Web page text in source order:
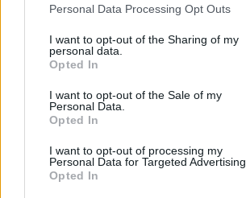
Personal Data Processing Opt Outs
I want to opt-out of the Sharing of my
personal data.
Opted In
I want to opt-out of the Sale of my
Personal Data.
Opted In
I want to opt-out of processing my
Personal Data for Targeted Advertising.
Opted In